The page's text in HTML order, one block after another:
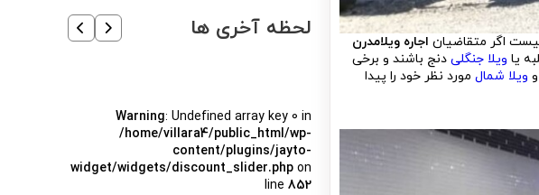
اگر متقاضیان اجاره ویلامدرن
یا ویلا جنگلی دنج باشند و برخی
ویلا شمال مورد نظر خود را پیدا
لحظه آخری ها
Warning: Undefined array key 0 in
/home/villara4/public_html/wp-
content/plugins/jayto-
widget/widgets/discount_slider.php on
line852